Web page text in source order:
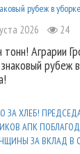
2026 24
тонн! Аграрии
рубеж